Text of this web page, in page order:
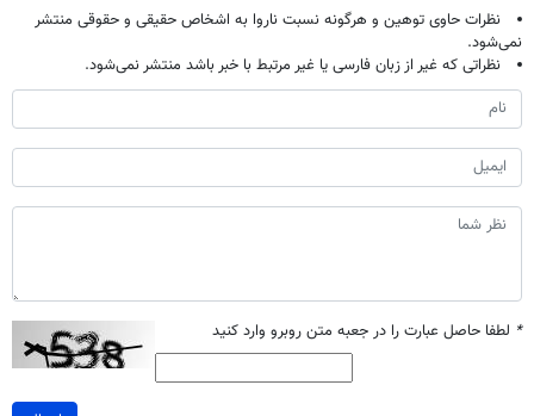
نظرات حاوی توهین و هرگونه نسبت ناروا به اشخاص حقیقی و حقوقی منتشر
نمی‌شود.
نظراتی که غیر از زبان فارسی یا غیر مرتبط با خبر باشد منتشر نمی‌شود.
* لطفا حاصل عبارت را در جعبه متن روبرو وارد کنید